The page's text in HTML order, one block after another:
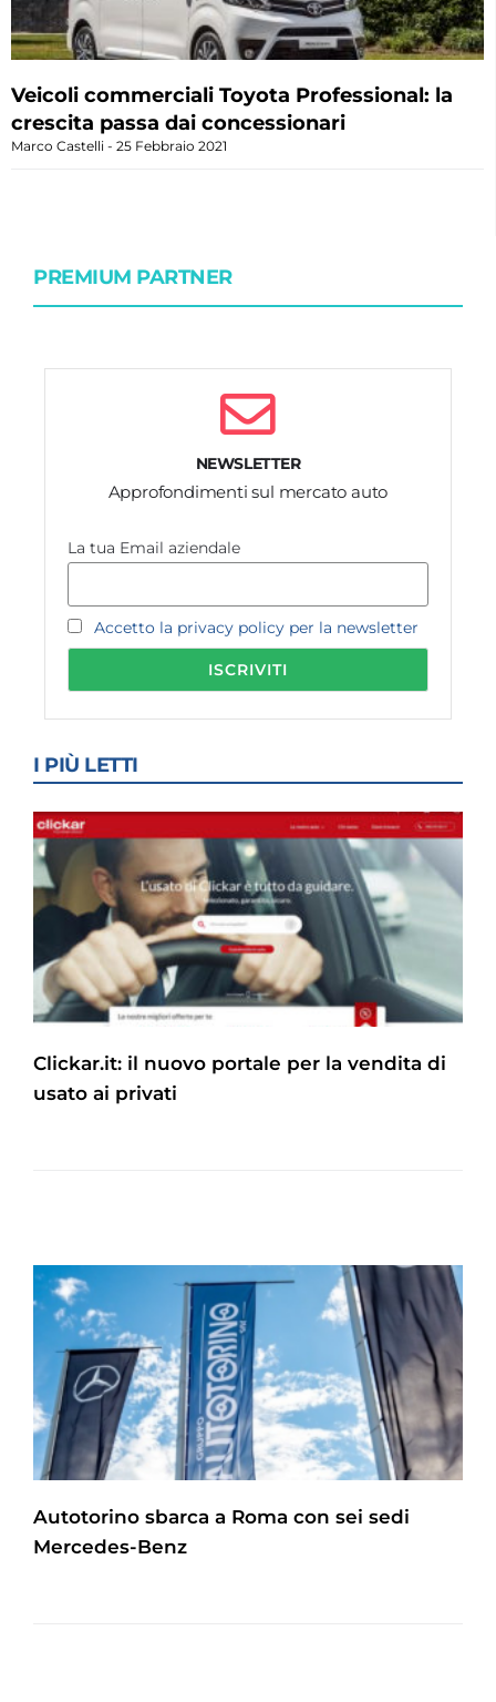
Veicoli commerciali Toyota Professional: la
crescita passa dai concessionari
Marco Castelli 25 Febbraio 2021
PREMIUM PARTNER
NEWSLETTER
Approfondimenti sul mercato auto
La tua Email aziendale
Accetto la privacy policy per la newsletter
I PIÙ LETTI
Clickar.it: il nuovo portale per la vendita di
usato ai privati
Autotorino sbarca a Roma con sei sedi
Mercedes-Benz